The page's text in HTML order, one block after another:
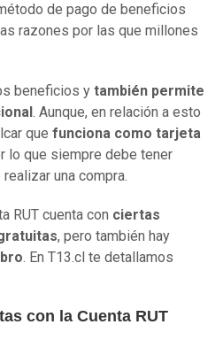
de pago de beneficios
razones por las que millones
beneficios y también permite
. Aunque, en relación a esto
que funciona como tarjeta
lo que siempre debe tener
una compra.
RUT cuenta con ciertas
, pero también hay
. En T13.cl te detallamos
con la Cuenta RUT